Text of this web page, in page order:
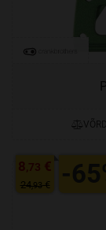
8,73 €
24,93€ -